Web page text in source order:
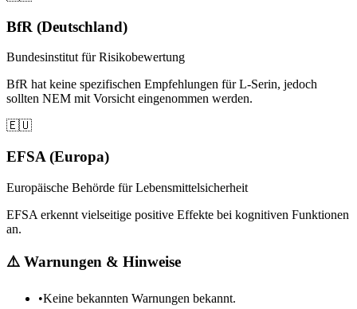
BfR (Deutschland)
Bundesinstitut für Risikobewertung
BfR hat keine spezifischen Empfehlungen für L-Serin, jedoch
sollten NEM mit Vorsicht eingenommen werden.
🇪🇺
EFSA (Europa)
Europäische Behörde für Lebensmittelsicherheit
EFSA erkennt vielseitige positive Effekte bei kognitiven Funktionen
an.
⚠️ Warnungen & Hinweise
•Keine bekannten Warnungen bekannt.